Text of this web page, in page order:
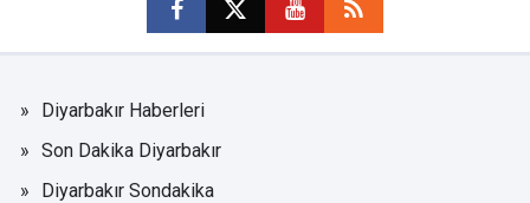
Diyarbakır Haberleri
Son Dakika Diyarbakır
Diyarbakır Sondakika